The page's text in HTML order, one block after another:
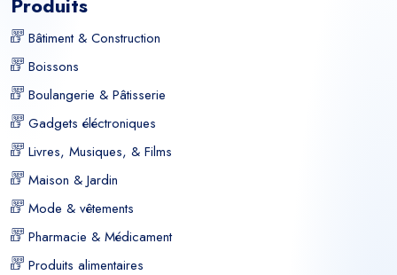
Bâtiment & Construction
Boissons
Boulangerie & Pâtisserie
Gadgets éléctroniques
Livres, Musiques, & Films
Maison & Jardin
Mode & vêtements
Pharmacie & Médicament
Produits alimentaires